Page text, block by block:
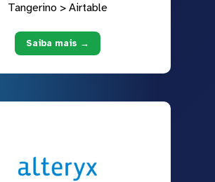
Tangerino > Airtable
Saiba mais →